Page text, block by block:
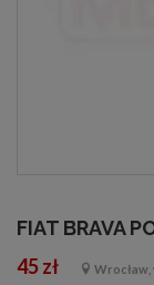
FIAT BRAVA
45 zł